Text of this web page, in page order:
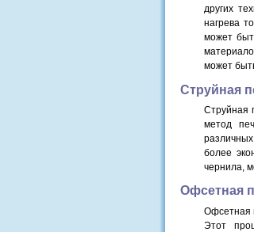
других
нагрева
может
может
Струйная
Струйная
метод
более
чернила,
Офсетная
Офсетная
Этот